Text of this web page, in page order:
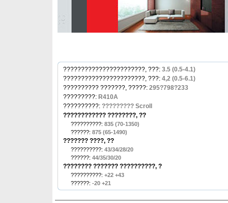
???????????????????????, ???: 3.5 (0.5-4.1)
???????????????????????, ???: 4,2 (0.5-6.1)
?????????? ???????, ?????: 295?798?233
?????????: R410A
??????????: ????????? Scroll
???????????? ????????, ??
??????????: 835 (70-1350)
??????: 875 (65-1490)
??????? ????, ??
??????????: 43/34/28/20
??????: 44/35/30/20
???????? ??????? ??????????, ?
??????????: +22 +43
??????: -20 +21